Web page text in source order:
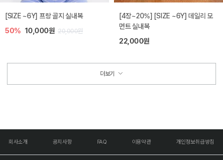
[SIZE ~6Y] 프랑 골지 실내복
50% 10,000원 20,000원
[4장~20%] [SIZE ~6Y] 데일리 모
먼트 실내복
22,000원
더보기
회사소개 공지사항 FAQ 이용약관 개인정보취급방침